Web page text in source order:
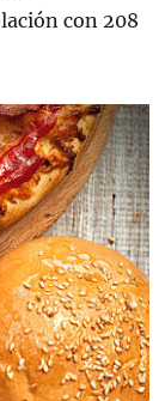
con 208